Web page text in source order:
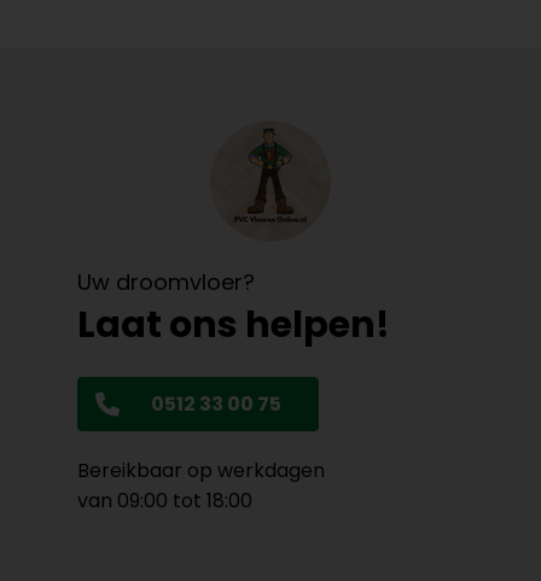
Uw droomvloer?
Laat ons helpen!
0512 33 00 75
Bereikbaar op werkdagen
van 09:00 tot 18:00